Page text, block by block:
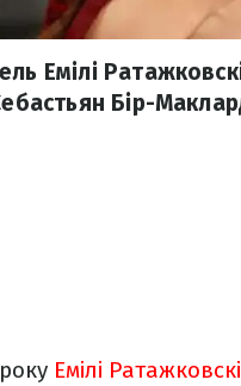
Емілі
Бір-
Емілі Ратажковскі